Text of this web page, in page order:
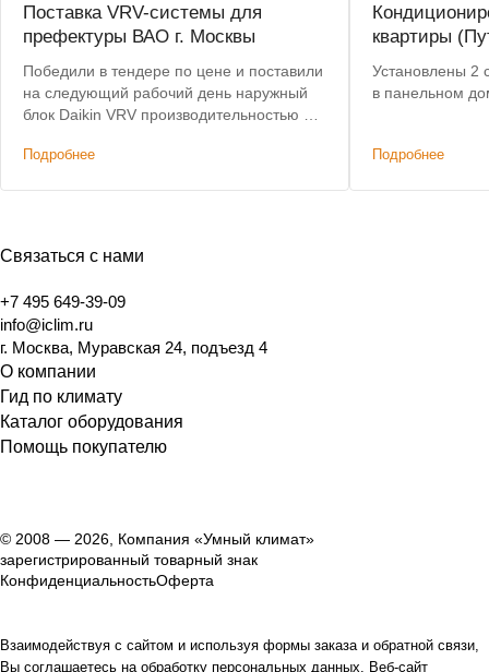
Поставка VRV-системы для
префектуры ВАО г. Москвы
Победили в тендере по цене и поставили
на следующий рабочий день наружный
блок Daikin VRV производительностью 52
Подробнее
квартиры
Установлены 2
в панельном
Подробнее
Связаться с нами
+7 495 649-39-09
info@iclim.ru
г. Москва, Муравская 24, подъезд 4
О компании
Гид по климату
Каталог оборудования
Помощь покупателю
© 2008 — 2026, Компания «Умный климат»
зарегистрированный товарный знак
КонфиденциальностьОферта
Взаимодействуя с сайтом и используя формы заказа и обратной связи,
Вы соглашаетесь на обработку персональных данных. Веб-сайт